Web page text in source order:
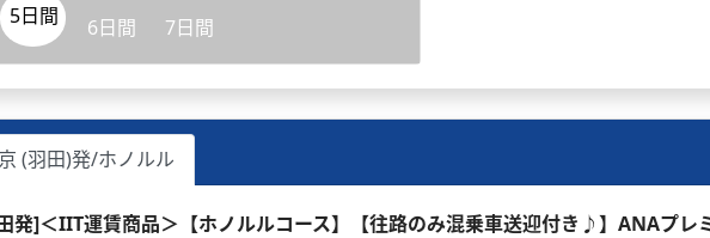
5日間 6日間 7日間
(羽田)発/ホノルル
発]＜IIT運賃商品＞【ホノルルコース】【往路のみ混乗車送迎付き♪】ANAプレ